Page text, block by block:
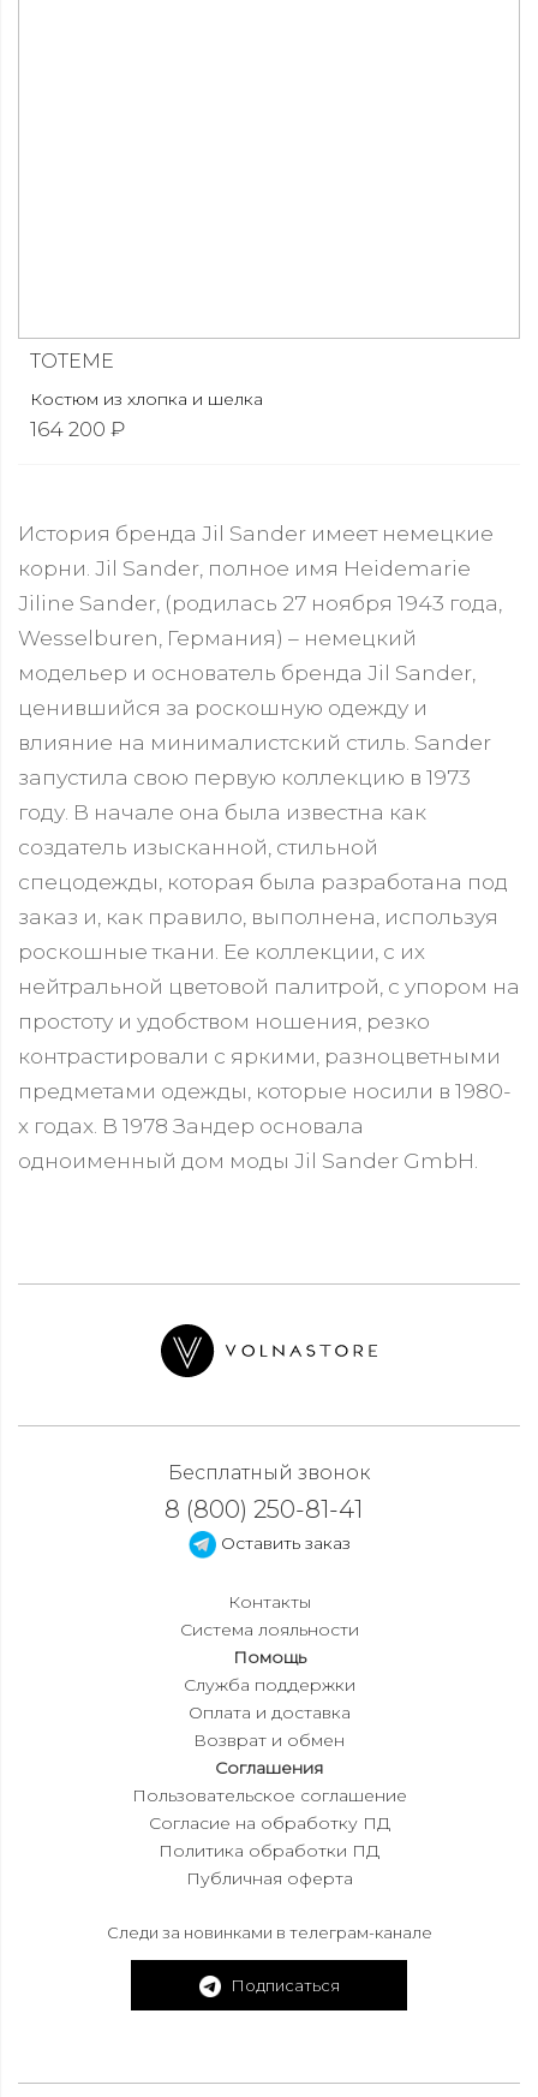
TOTEME
Костюм из хлопка и шелка
164 200 ₽
История бренда Jil Sander имеет немецкие
корни. Jil Sander, полное имя Heidemarie
Jiline Sander, (родилась 27 ноября 1943 года,
Wesselburen, Германия) – немецкий
модельер и основатель бренда Jil Sander,
ценившийся за роскошную одежду и
влияние на минималистский стиль. Sander
запустила свою первую коллекцию в 1973
году. В начале она была известна как
создатель изысканной, стильной
спецодежды, которая была разработана под
заказ и, как правило, выполнена, используя
роскошные ткани. Ее коллекции, с их
нейтральной цветовой палитрой, с упором на
простоту и удобством ношения, резко
контрастировали с яркими, разноцветными
предметами одежды, которые носили в 1980-
х годах. В 1978 Зандер основала
одноименный дом моды Jil Sander GmbH.
Бесплатный звонок
8 (800) 250-81-41
Оставить заказ
Контакты
Система лояльности
Помощь
Служба поддержки
Оплата и доставка
Возврат и обмен
Соглашения
Пользовательское соглашение
Согласие на обработку ПД
Политика обработки ПД
Публичная оферта
Следи за новинками в телеграм-канале
Подписаться